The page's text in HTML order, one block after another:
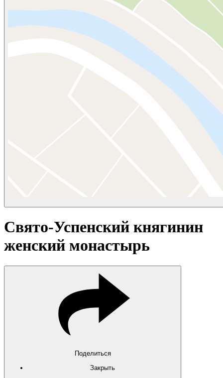
Свято-Успенский княгинин
женский монастырь
Поделиться
Закрыть